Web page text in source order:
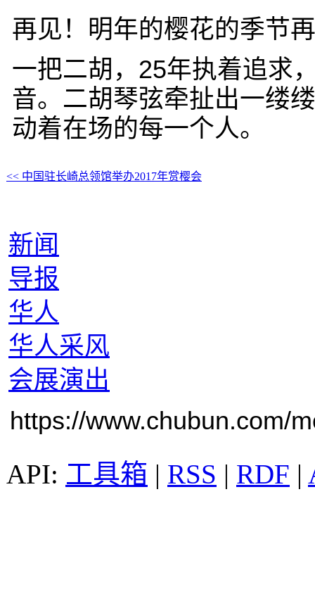
再见！明年的樱花的季节
一把二胡，25年执着追求
音。二胡琴弦牵扯出一缕
动着在场的每一个人。
<< 中国驻长崎总领馆举办2017年赏樱会
新闻
导报
华人
华人采风
会展演出
https://www.chubun.com/
工具箱 | RSS | RDF |